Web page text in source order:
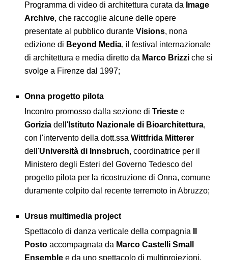
Programma di video di architettura curata da Image
Archive, che raccoglie alcune delle opere
presentate al pubblico durante Visions, nona
edizione di Beyond Media, il festival internazionale
di architettura e media diretto da Marco Brizziche si
svolge a Firenze dal 1997;
Onna progetto pilota
Incontro promosso dalla sezione di Triestee
Goriziadell'Istituto Nazionale di Bioarchitettura,
con l'intervento della dott.ssa Wittfrida Mitterer
dell'Università di Innsbruch, coordinatrice per il
Ministero degli Esteri del Governo Tedesco del
progetto pilota per la ricostruzione di Onna, comune
duramente colpito dal recente terremoto in Abruzzo;
Ursus multimedia project
Spettacolo di danza verticale della compagnia
Posto accompagnata da Marco Castelli Small
Ensemblee da uno spettacolo di multiproiezioni,